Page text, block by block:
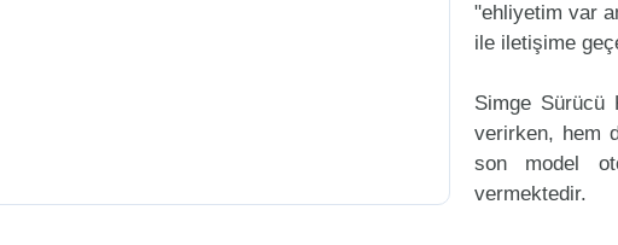
"ehliyetim var
ile iletişime
Simge Sürücü
verirken, hem
son model
vermektedir.